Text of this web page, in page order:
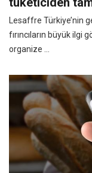
Lesaffre Türkiye’nin
fırıncıların büyük ilgi
organize ...